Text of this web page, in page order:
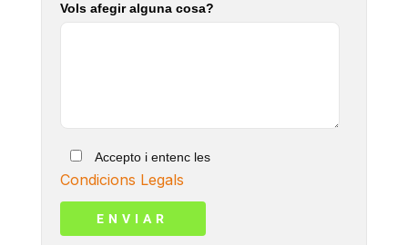
Vols afegir alguna cosa?
Accepto i entenc les
Condicions Legals